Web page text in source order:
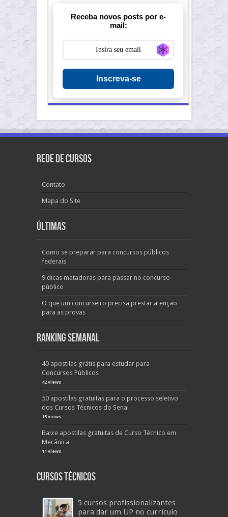
Receba novos posts por e-
mail:
Generate new
Inscreva-se
Rede de Cursos
Contato
Mapa do Site
Últimas
Como se preparar para concursos públicos
federais
9 dicas matadoras para passar no concurso
público
O que um concurseiro precisa prestar atenção
para as provas
Ranking Semanal
40 apostilas grátis para estudar para
Concursos Públicos
42 views
50 apostilas gratuitas para o processo seletivo
dos Cursos Técnicos do Senai
15 views
Baixe apostilas gratuitas de Curso Técnico em
Mecânica
11 views
Cursos Técnicos
5 cursos profissionalizantes
para dar um UP no currículo